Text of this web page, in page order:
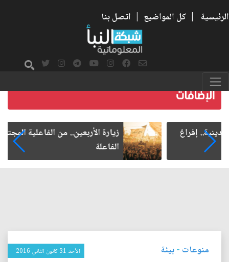
الرئيسية | كل المواضيع | اتصل بنا
زيارة الأربعين.. من الفاعلية المجتمعية إلى المواطنة
الفاعلة
منوعات -بيئة الأحد 31 كانون الثاني 2016